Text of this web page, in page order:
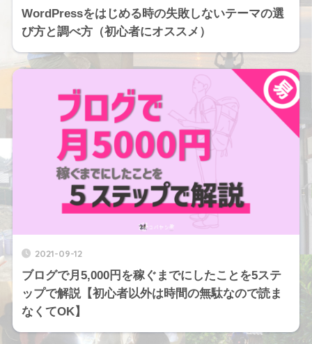
WordPressをはじめる時の失敗しないテーマの選
び方と調べ方（初心者にオススメ）
2021-09-12
ブログで月5,000円を稼ぐまでにしたことを5ステ
ップで解説【初心者以外は時間の無駄なので読ま
なくてOK】